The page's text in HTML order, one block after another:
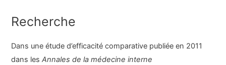
Recherche
Dans une étude d’efficacité comparative publiée en 2011
dans lesAnnales de la médecine interne